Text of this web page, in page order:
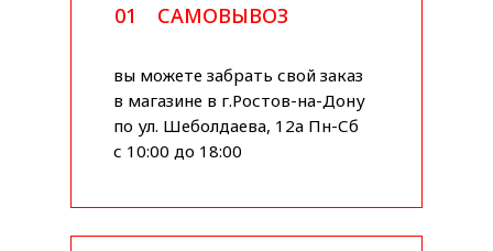
САМОВЫВОЗ
01
вы можете забрать свой заказ
в магазине в г.Ростов-на-Дону
по ул. Шеболдаева, 12а Пн-Сб
с 10:00 до 18:00